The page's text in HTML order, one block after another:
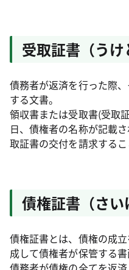
受取証書（うけ
債務者が返済を行った際
する文書。
領収書または受取書(受取
日、債権者の名称が記載
取証書の交付を請求するこ
債権証書（さい
債権証書とは、債権の成
成して債権者が保管する書